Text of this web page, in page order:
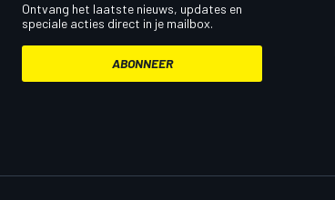
Ontvang het laatste nieuws, updates en
speciale acties direct in je mailbox.
ABONNEER